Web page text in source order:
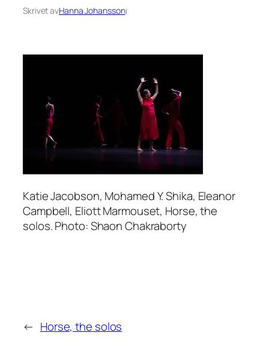
Skrivet avHanna Johanssoni
Katie Jacobson, Mohamed Y. Shika, Eleanor
Campbell, Eliott Marmouset, Horse, the
solos. Photo: Shaon Chakraborty
← Horse, the solos